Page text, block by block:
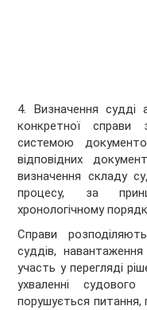
4. Визначення судді
конкретної справи
системою
відповідних
визначення складу
процесу, за
хронологічному
Справи
суддів,
участь у перегляді
ухваленні
порушується питання,